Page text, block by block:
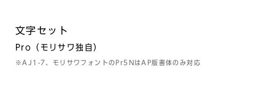
文字セット
Pro（モリサワ独自）
※AJ1-7、モリサワフォントのPr5NはAP版書体のみ対応